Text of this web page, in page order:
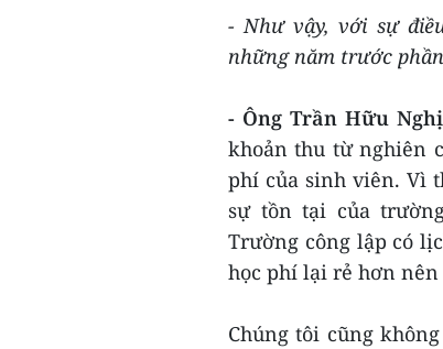
- Như vậy, với sự
những năm trước
- Ông Trần Hữu
khoản thu từ nghiên
phí của sinh viên. Vì
sự tồn tại của
Trường công lập có
học phí lại rẻ hơn
Chúng tôi cũng